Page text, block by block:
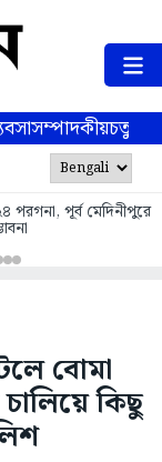
সম্পাদকীয়
পরগনা, পূর্ব মেদিনীপুরে
বোমা
কিছু